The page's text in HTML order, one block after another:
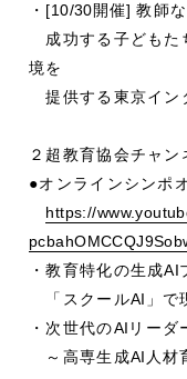
・ [10/30開催]教師
成功する子どもた
境を
提供する東京イン
２超教育協会チャン
●オンラインシンポ
https://
・教育特化の生成AI
「スクールAI 」
・次世代のAI リーダ
～高専生成AI 人材